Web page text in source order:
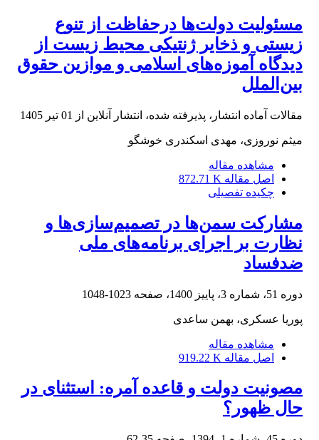
مسئولیت دولت‌ها درحفاظت از تنوع
زیستی و ذخایر ژنتیکی محیط زیست از
دیدگاه آموزه‌های اسلامی و موازین حقوق
بین‌الملل
مقالات آماده انتشار، پذیرفته شده، انتشار آنلاین از 01 تیر 1405
میثم نوروزی، مهدی اسکندری خوشگو
مشاهده مقاله
اصل مقاله 872.71 K
چکیده تفصیلی
مشارکت سمن‌ها در تصمیم‌سازی‌ها‌ و
نظارت بر اجرای برنامه‌های ملی
ضدفساد
دوره 51، شماره 3، پاییز 1400، صفحه 1023-1048
پوریا عسکری، بهمن ساعدی
مشاهده مقاله
اصل مقاله 919.22 K
مصونیت دولت و قاعده آمره: استثنای در
حال ظهور؟